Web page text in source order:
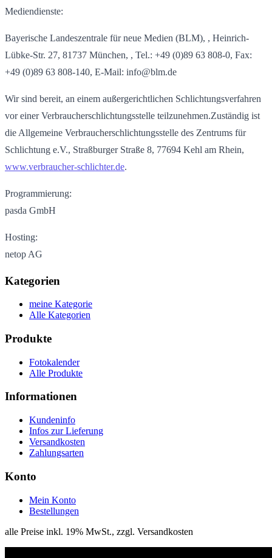
Mediendienste:
Bayerische Landeszentrale für neue Medien (BLM), , Heinrich-
Lübke-Str. 27, 81737 München, , Tel.: +49 (0)89 63 808-0, Fax:
+49 (0)89 63 808-140, E-Mail: info@blm.de
Wir sind bereit, an einem außergerichtlichen Schlichtungsverfahren
vor einer Verbraucherschlichtungsstelle teilzunehmen.Zuständig ist
die Allgemeine Verbraucherschlichtungsstelle des Zentrums für
Schlichtung e.V., Straßburger Straße 8, 77694 Kehl am Rhein,
www.verbraucher-schlichter.de.
Programmierung:
pasda GmbH
Hosting:
netop AG
Kategorien
meine Kategorie
Alle Kategorien
Produkte
Fotokalender
Alle Produkte
Informationen
Kundeninfo
Infos zur Lieferung
Versandkosten
Zahlungsarten
Konto
Mein Konto
Bestellungen
alle Preise inkl. 19% MwSt., zzgl. Versandkosten